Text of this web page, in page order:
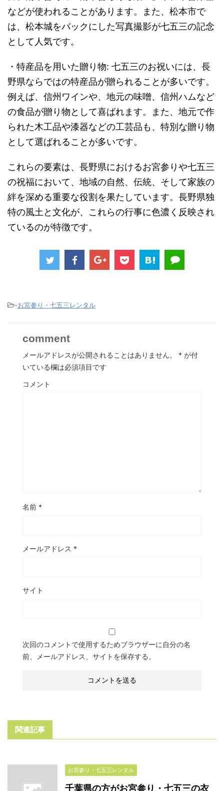
などが使われることがあります。また、松本市で
は、松本城をバックにした写真撮影が七五三の記念
として人気です。
・特産品を用いた贈り物: 七五三のお祝いには、長
野県ならではの特産品が贈られることが多いです。
例えば、信州ワインや、地元の味噌、信州ハムなど
の食品が贈り物として喜ばれます。また、地元で作
られた木工品や漆器などの工芸品も、特別な贈り物
として選ばれることが多いです。
これらの要素は、長野県におけるお宮参りや七五三
の祝福において、地域の自然、伝統、そして家族の
絆を深める重要な役割を果たしています。長野県独
特の風土と文化が、これらの行事に色濃く反映され
ているのが特徴です。
-お宮参り・七五三レンタル
comment
メールアドレスが公開されることはありません。 * が付
いている欄は必須項目です
コメント
名前 *
メールアドレス *
サイト
次回のコメントで使用するためブラウザーに自分の名
前、メールアドレス、サイトを保存する。
関連記事
お宮参り・七五三レンタル
千葉県の方がお宮参り・七五三の衣